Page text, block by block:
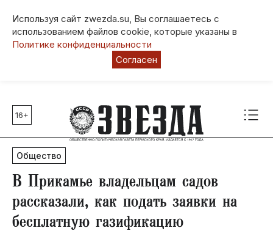
Используя сайт zwezda.su, Вы соглашаетесь с
использованием файлов cookie, которые указаны в
Политике конфиденциальности
Согласен
Главные темы
80 лет Победы
Молодежная столица РФ
СВО
Социальная поддержка
Инфраструктура
16+
Общество
В Прикамье владельцам садов
рассказали, как подать заявки на
бесплатную газификацию